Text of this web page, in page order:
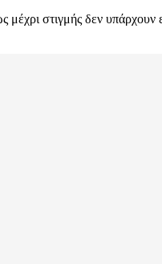
στιγμής δεν